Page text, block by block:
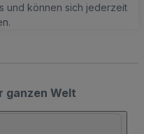
und können sich jederzeit
ganzen Welt